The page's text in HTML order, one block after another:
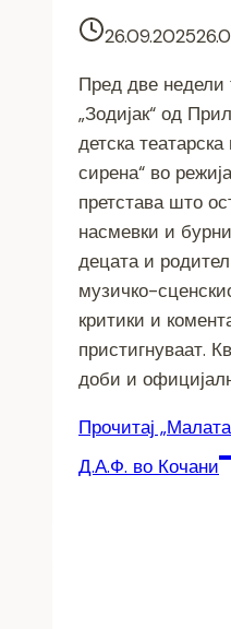
26.09.2025
Пред две недели
„Зодијак“ од
детска
сирена“ во
претстава што
насмевки и
децата и
музичко-
критики и
пристигнуваат.
доби и
Прочитај
Д.А.Ф. во Кочани